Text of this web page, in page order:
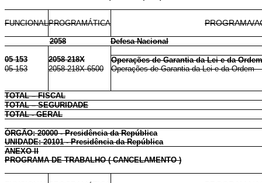
FUNCIONALPROGRAMÁTICA PROGRAMA/
2058 Defesa Nacional
05 153 2058 218X
Operações de Garantia da Lei e da Ordem
05 153
2058 218X 6500 Operações de Garantia da Lei e da Ordem
TOTAL – FISCAL
TOTAL – SEGURIDADE
TOTAL - GERAL
ÓRGÃO: 20000 - Presidência da República
UNIDADE: 20101 - Presidência da República
ANEXO II
PROGRAMA DE TRABALHO ( CANCELAMENTO )